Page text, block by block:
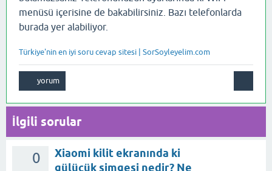
menüsü içerisine de bakabilirsiniz. Bazı telefonlarda
burada yer alabiliyor.
Türkiye'nin en iyi soru cevap sitesi | SorSoyleyelim.com
İlgili sorular
0
Xiaomi kilit ekranında ki
gülücük simgesi nedir? Ne